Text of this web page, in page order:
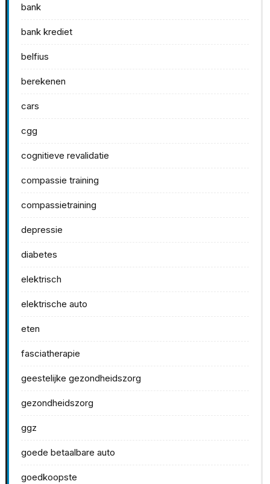
bank
bank krediet
belfius
berekenen
cars
cgg
cognitieve revalidatie
compassie training
compassietraining
depressie
diabetes
elektrisch
elektrische auto
eten
fasciatherapie
geestelijke gezondheidszorg
gezondheidszorg
ggz
goede betaalbare auto
goedkoopste